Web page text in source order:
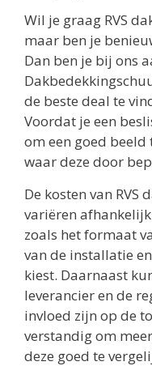
Wil je graag RVS
maar ben je
Dan ben je bij ons
de beste deal te
Voordat je een
om een goed beeld
waar deze door
De kosten van RVS
variëren
zoals het formaat
van de installatie
kiest. Daarnaast
leverancier en de
invloed zijn op de
verstandig om
deze goed te